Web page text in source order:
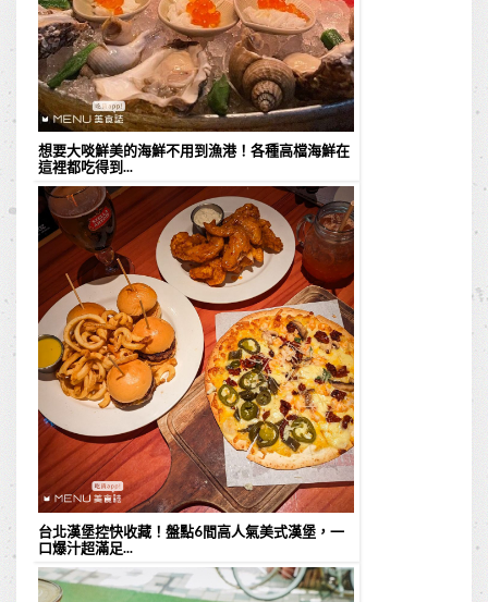
想要大啖鮮美的海鮮不用到漁港！各種高檔海鮮在
這裡都吃得到...
台北漢堡控快收藏！盤點6間高人氣美式漢堡，一
口爆汁超滿足...